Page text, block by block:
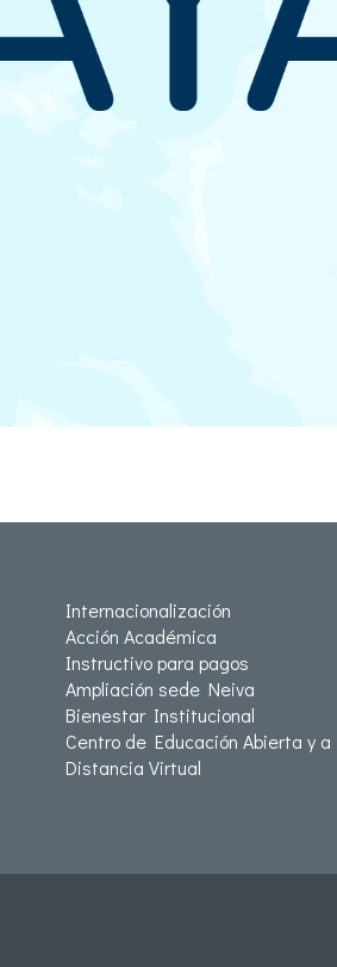
Internacionalización
Acción Académica
Instructivo para pagos
Ampliación sede Neiva
Bienestar Institucional
Centro de Educación Abierta y a
Distancia Virtual